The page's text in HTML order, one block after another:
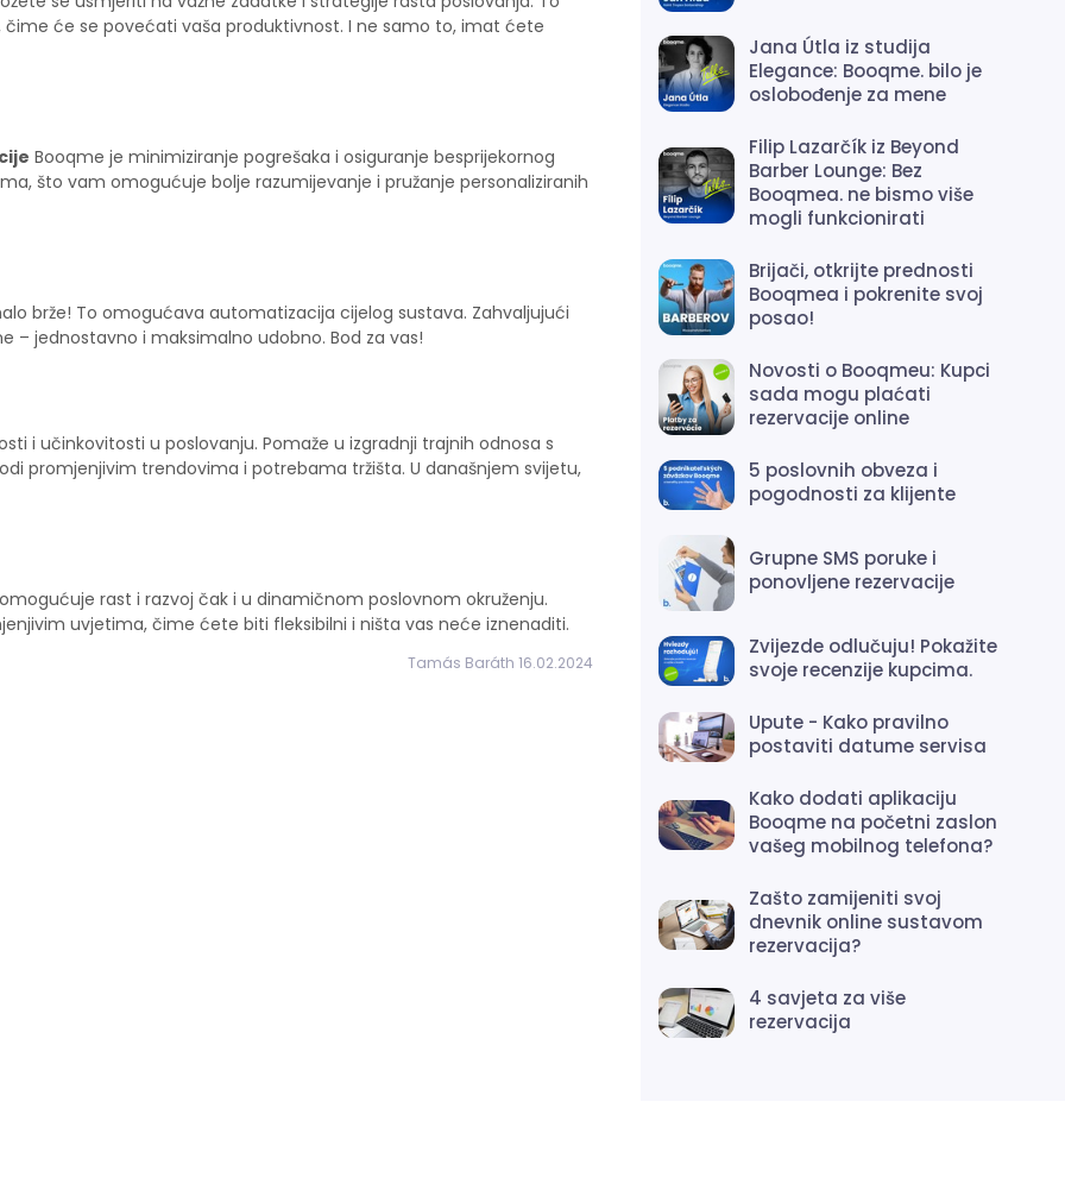
će se povećati vaša produktivnost. I ne samo to, imat ćete
Booqme je minimiziranje pogrešaka i osiguranje besprijekornog
što vam omogućuje bolje razumijevanje i pružanje personaliziranih
brže! To omogućava automatizacija cijelog sustava. Zahvaljujući
– jednostavno i maksimalno udobno. Bod za vas!
i učinkovitosti u poslovanju. Pomaže u izgradnji trajnih odnosa s
promjenjivim trendovima i potrebama tržišta. U današnjem svijetu,
rast i razvoj čak i u dinamičnom poslovnom okruženju.
uvjetima, čime ćete biti fleksibilni i ništa vas neće iznenaditi.
Tamás Baráth 16.02.2024
Jana Útla iz studija
Elegance: Booqme. bilo je
oslobođenje za mene
Filip Lazarčík iz Beyond
Barber Lounge: Bez
Booqmea. ne bismo više
mogli funkcionirati
Brijači, otkrijte prednosti
Booqmea i pokrenite svoj
posao!
Novosti o Booqmeu: Kupci
sada mogu plaćati
rezervacije online
5 poslovnih obveza i
pogodnosti za klijente
Grupne SMS poruke i
ponovljene rezervacije
Zvijezde odlučuju! Pokažite
svoje recenzije kupcima.
Upute - Kako pravilno
postaviti datume servisa
Kako dodati aplikaciju
Booqme na početni zaslon
vašeg mobilnog telefona?
Zašto zamijeniti svoj
dnevnik online sustavom
rezervacija?
4 savjeta za više
rezervacija